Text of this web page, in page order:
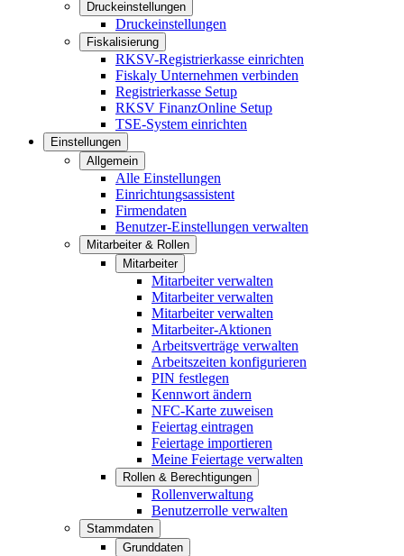
Druckeinstellungen
Druckeinstellungen
Fiskalisierung
RKSV-Registrierkasse einrichten
Fiskaly Unternehmen verbinden
Registrierkasse Setup
RKSV FinanzOnline Setup
TSE-System einrichten
Einstellungen
Allgemein
Alle Einstellungen
Einrichtungsassistent
Firmendaten
Benutzer-Einstellungen verwalten
Mitarbeiter & Rollen
Mitarbeiter
Mitarbeiter verwalten
Mitarbeiter verwalten
Mitarbeiter verwalten
Mitarbeiter-Aktionen
Arbeitsverträge verwalten
Arbeitszeiten konfigurieren
PIN festlegen
Kennwort ändern
NFC-Karte zuweisen
Feiertag eintragen
Feiertage importieren
Meine Feiertage verwalten
Rollen & Berechtigungen
Rollenverwaltung
Benutzerrolle verwalten
Stammdaten
Grunddaten